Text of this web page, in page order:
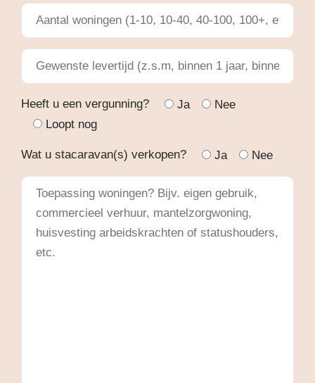
Heeft u een vergunning? Ja
Nee
Loopt nog
Wat u stacaravan(s) verkopen? Ja Nee